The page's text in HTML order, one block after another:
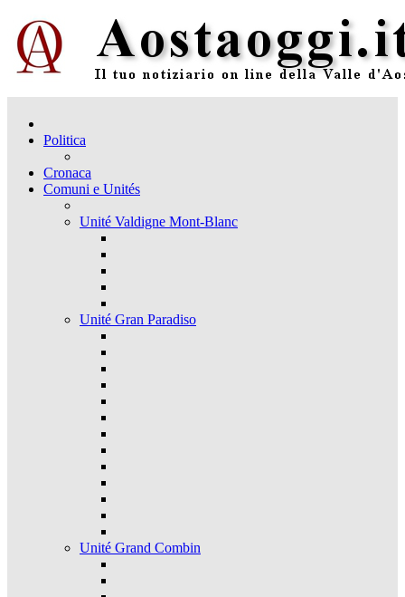
Politica
Cronaca
Comuni e Unités
Unité Valdigne Mont-Blanc
Unité Gran Paradiso
Unité Grand Combin